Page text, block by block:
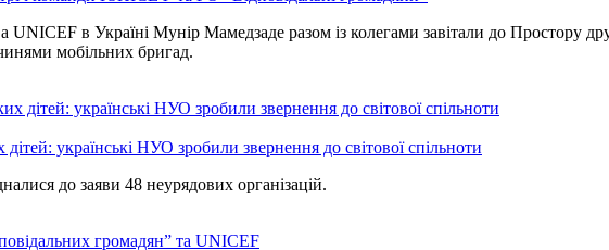
UNICEF в Україні Мунір Мамедзаде разом із колегами завітали до Простору
мобільних бригад.
українські НУО зробили звернення до світової спільноти
до заяви 48 неурядових організацій.